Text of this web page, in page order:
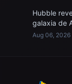
Hubble
galaxia de
Aug 06, 2026